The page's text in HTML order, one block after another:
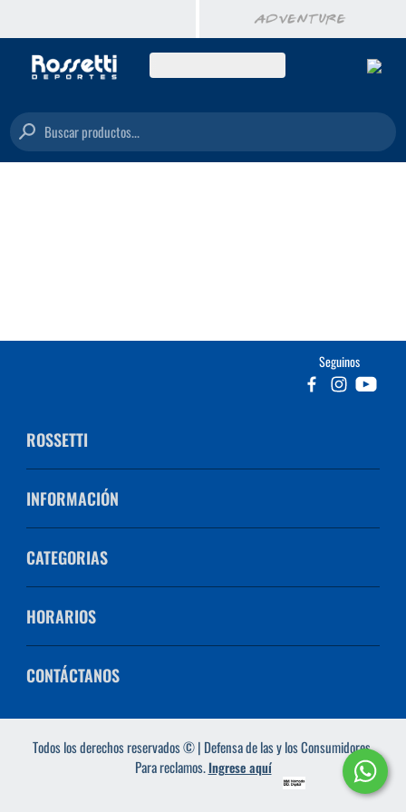
Buscar productos...
Seguinos
ROSSETTI
INFORMACIÓN
CATEGORIAS
HORARIOS
CONTÁCTANOS
Todos los derechos reservados © | Defensa de las y los Consumidores.
Para reclamos.Ingrese aquí